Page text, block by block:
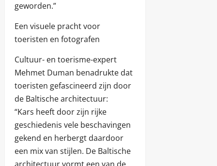
geworden.”
Een visuele pracht voor
toeristen en fotografen
Cultuur- en toerisme-expert
Mehmet Duman benadrukte dat
toeristen gefascineerd zijn door
de Baltische architectuur:
“Kars heeft door zijn rijke
geschiedenis vele beschavingen
gekend en herbergt daardoor
een mix van stijlen. De Baltische